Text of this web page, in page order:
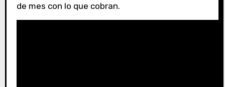
de mes con lo que cobran.